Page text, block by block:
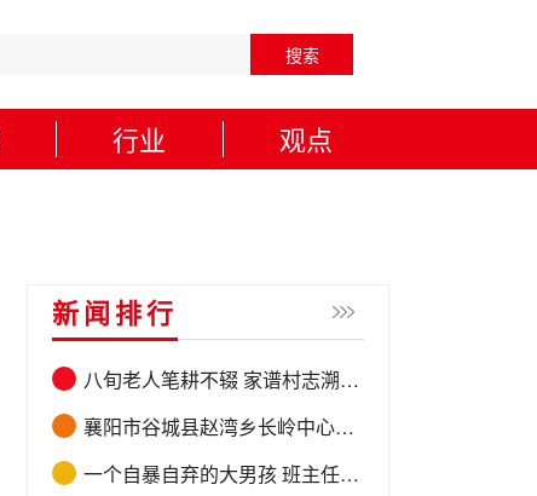
搜索
行业 观点
新闻排行
八旬老人笔耕不辍 家谱村志溯源传承
襄阳市谷城县赵湾乡长岭中心小学开展采茶活动
一个自暴自弃的大男孩 班主任怎样走进他的内心？